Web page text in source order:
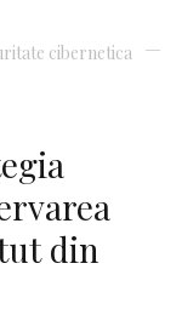
cibernetica
din